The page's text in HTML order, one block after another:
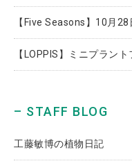
【Five Seasons】10月28
【LOPPIS】ミニプラン
– STAFF BLOG
工藤敏博の植物日記